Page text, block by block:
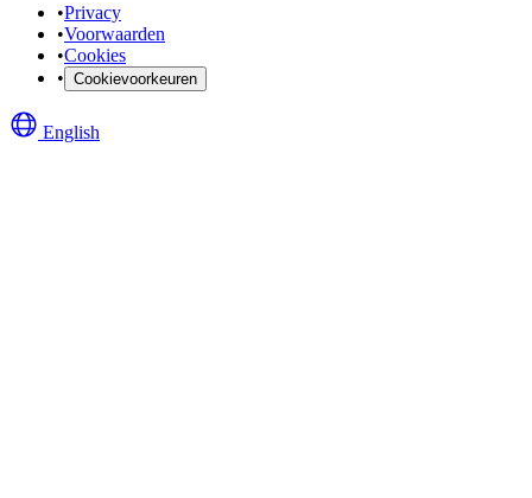
•Privacy
•Voorwaarden
•Cookies
• Cookievoorkeuren
English